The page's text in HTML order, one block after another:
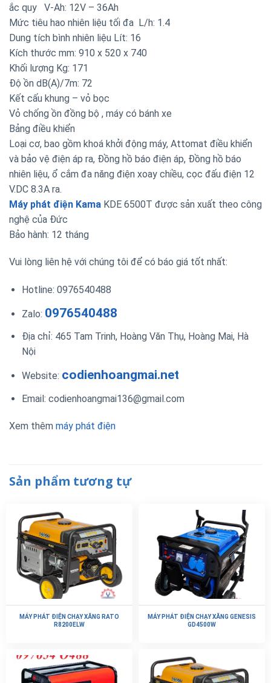
ắc quy V-Ah: 12V – 36Ah
Mức tiêu hao nhiên liệu tối đa L/h: 1.4
Dung tích bình nhiên liệu Lít: 16
Kích thước mm: 910 x 520 x 740
Khối lượng Kg: 171
Độ ồn dB(A)/7m: 72
Kết cấu khung – vỏ bọc
Vỏ chống ồn đồng bộ , máy có bánh xe
Bảng điều khiển
Loại cơ, bao gồm khoá khởi động máy, Attomat điều khiển
và bảo vệ điện áp ra, Đồng hồ báo điện áp, Đồng hồ báo
nhiên liệu, ổ cắm đa năng điện xoay chiều, cọc đấu điện 12
V.DC 8.3A ra.
Máy phát điện Kama KDE 6500T được sản xuất theo công
nghệ của Đức
Bảo hành: 12 tháng
Vui lòng liên hệ với chúng tôi để có báo giá tốt nhất:
Hotline: 0976540488
Zalo: 0976540488
Địa chỉ: 465 Tam Trinh, Hoàng Văn Thụ, Hoàng Mai, Hà
Nội
Website: codienhoangmai.net
Email: codienhoangmai136@gmail.com
Xem thêm máy phát điện
Sản phẩm tương tự
MÁY PHÁT ĐIỆN CHẠY XĂNG RATO
R8200ELW
MÁY PHÁT ĐIỆN CHẠY XĂNG GENESIS
GD4500W